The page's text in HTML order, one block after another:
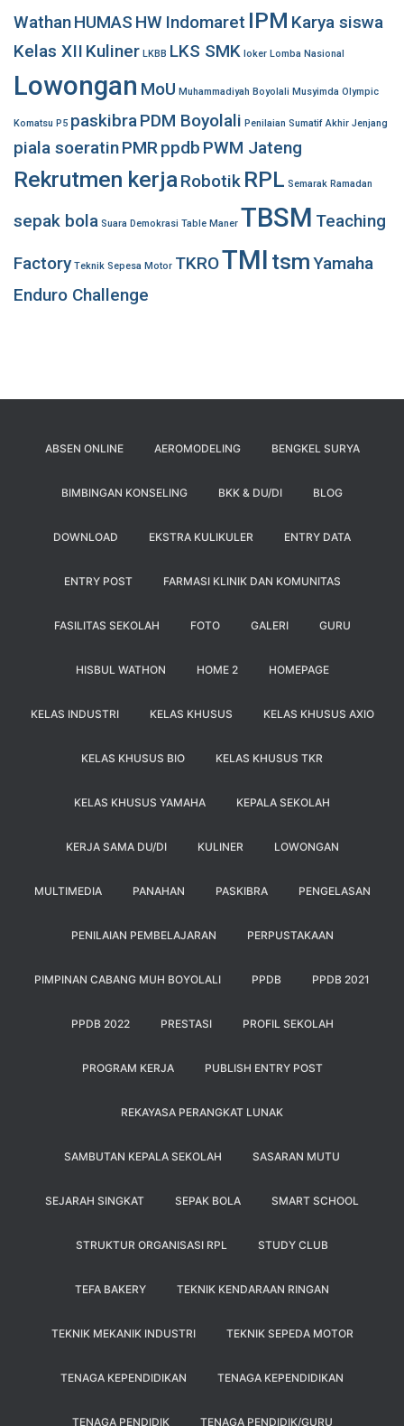
WathanHUMAS HW Indomaret IPM Karya siswa
Kelas XII Kuliner LKBB LKS SMK loker Lomba Nasional
Lowongan MoU Muhammadiyah Boyolali Musyimda Olympic
Komatsu P5 paskibraPDM Boyolali Penilaian Sumatif Akhir Jenjang
piala soeratinPMRppdb PWM Jateng
Rekrutmen kerjaRobotik RPL Semarak Ramadan
sepak bola Suara Demokrasi Table Maner TBSM Teaching
Factory Teknik Sepesa Motor TKROTMI tsmYamaha
Enduro Challenge
ABSEN ONLINE AEROMODELING BENGKEL SURYA
BIMBINGAN KONSELING BKK & DU/DI BLOG
DOWNLOAD EKSTRA KULIKULER ENTRY DATA
ENTRY POST FARMASI KLINIK DAN KOMUNITAS
FASILITAS SEKOLAH FOTO GALERI GURU
HISBUL WATHON HOME 2 HOMEPAGE
KELAS INDUSTRI KELAS KHUSUS KELAS KHUSUS AXIO
KELAS KHUSUS BIO KELAS KHUSUS TKR
KELAS KHUSUS YAMAHA KEPALA SEKOLAH
KERJA SAMA DU/DI KULINER LOWONGAN
MULTIMEDIA PANAHAN PASKIBRA PENGELASAN
PENILAIAN PEMBELAJARAN PERPUSTAKAAN
PIMPINAN CABANG MUH BOYOLALI PPDB PPDB 2021
PPDB 2022 PRESTASI PROFIL SEKOLAH
PROGRAM KERJA PUBLISH ENTRY POST
REKAYASA PERANGKAT LUNAK
SAMBUTAN KEPALA SEKOLAH SASARAN MUTU
SEJARAH SINGKAT SEPAK BOLA SMART SCHOOL
STRUKTUR ORGANISASI RPL STUDY CLUB
TEFA BAKERY TEKNIK KENDARAAN RINGAN
TEKNIK MEKANIK INDUSTRI TEKNIK SEPEDA MOTOR
TENAGA KEPENDIDIKAN TENAGA KEPENDIDIKAN
TENAGA PENDIDIK TENAGA PENDIDIK/GURU